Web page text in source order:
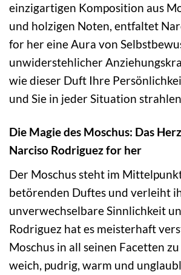
einzigartigen Komposition aus
und holzigen Noten, entfaltet
for her eine Aura von
unwiderstehlicher
wie dieser Duft Ihre
und Sie in jeder Situation
Die Magie des Moschus: Das
Narciso Rodriguez for her
Der Moschus steht im
betörenden Duftes und verleiht
unverwechselbare Sinnlichkeit
Rodriguez hat es meisterhaft
Moschus in all seinen Facetten
weich, pudrig, warm und